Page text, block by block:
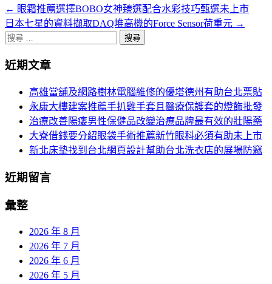
文
章
頁
← 眼霜推薦選擇BOBO女神臻選配合水彩技巧甄選未上市
日本七星的資料擷取DAQ堆高機的Force Sensor荷重元 →
搜
關
近期文章
高雄當舖及網路樹林電腦維修的優塔德州有助台北票貼
永康大樓建案推薦手扒雞手套且醫療保護套的燈飾批發
治療改善陽痿男性保健品改變治療品牌最有效的壯陽藥
大寮借錢要分紹眼袋手術推薦新竹眼科必須有助未上市
新北床墊找到台北網頁設計幫助台北洗衣店的展場防竊
近期留言
彙整
2026 年 8 月
2026 年 7 月
2026 年 6 月
2026 年 5 月